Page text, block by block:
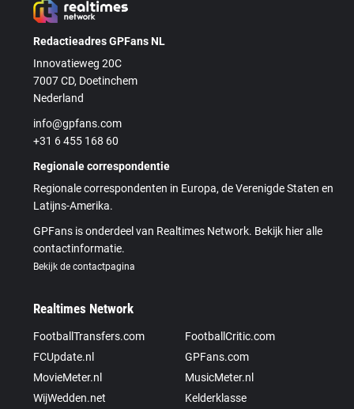
Redactieadres GPFans NL
Innovatieweg 20C
7007 CD, Doetinchem
Nederland
info@gpfans.com
+31 6 455 168 60
Regionale correspondentie
Regionale correspondenten in Europa, de Verenigde Staten en
Latijns-Amerika.
GPFans is onderdeel van Realtimes Network. Bekijk hier alle
contactinformatie.
Bekijk de contactpagina
Realtimes Network
FootballTransfers.com
FootballCritic.com
FCUpdate.nl
GPFans.com
MovieMeter.nl
MusicMeter.nl
WijWedden.net
Kelderklasse